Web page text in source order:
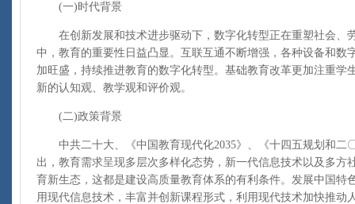
(一)时代背景
在创新发展和技术进步驱动下，数字化转型正在重塑社会、
中，教育的重要性日益凸显。互联互通不断增强，各种设备和数
加旺盛，持续推进教育的数字化转型。基础教育改革更加注重学
新的认知观、教学观和评价观。
(二)政策背景
中共二十大、《中国教育现代化2035》、《十四五规划和二
出，教育需求呈现多层次多样化态势，新一代信息技术以及多方
育新生态，这都是建设高质量教育体系的有利条件。发展中国特
用现代信息技术，丰富并创新课程形式，利用现代技术加快推动